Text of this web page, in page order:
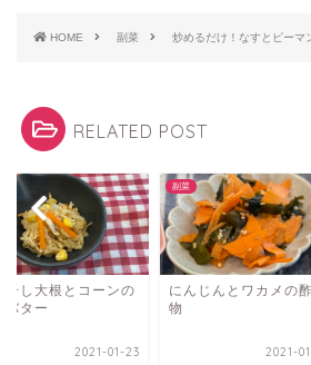
HOME 副菜 炒めるだけ！なすとピーマ
RELATED POST
干し大根とコーンの
バター
2021-01-23
副菜
にんじんとワカメの
物
2021-